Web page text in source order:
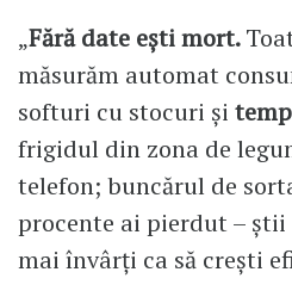
„Fără date ești mort.
măsurăm automat
softuri cu stocuri și
frigidul din zona de
telefon; buncărul de
procente ai pierdut – știi
mai învârți ca să crești